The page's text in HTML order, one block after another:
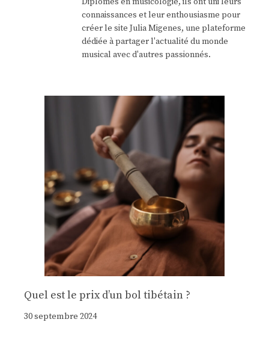
connaissances et leur enthousiasme pour
créer le site Julia Migenes, une plateforme
dédiée à partager l'actualité du monde
musical avec d'autres passionnés.
Quel est le prix d’un bol tibétain ?
30 septembre 2024